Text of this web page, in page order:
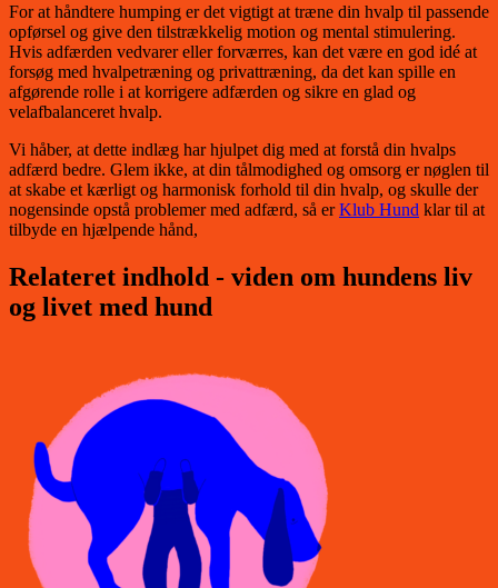
For at håndtere humping er det vigtigt at træne din hvalp til passende
opførsel og give den tilstrækkelig motion og mental stimulering.
Hvis adfærden vedvarer eller forværres, kan det være en god idé at
forsøg med hvalpetræning og privattræning, da det kan spille en
afgørende rolle i at korrigere adfærden og sikre en glad og
velafbalanceret hvalp.
Vi håber, at dette indlæg har hjulpet dig med at forstå din hvalps
adfærd bedre. Glem ikke, at din tålmodighed og omsorg er nøglen til
at skabe et kærligt og harmonisk forhold til din hvalp, og skulle der
nogensinde opstå problemer med adfærd, så erKlub Hund klar til at
tilbyde en hjælpende hånd,
Relateret indhold - viden om hundens liv
og livet med hund